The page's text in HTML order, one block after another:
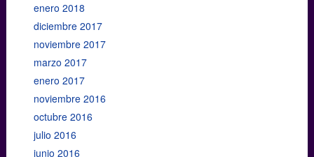
enero 2018
diciembre 2017
noviembre 2017
marzo 2017
enero 2017
noviembre 2016
octubre 2016
julio 2016
junio 2016